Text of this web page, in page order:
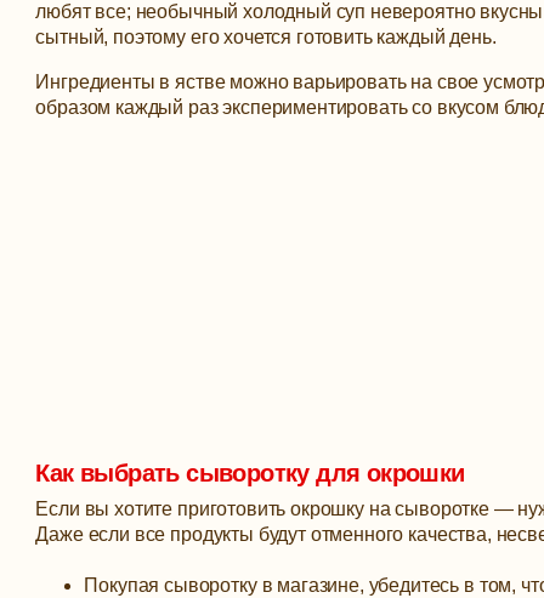
любят все; необычный холодный суп невероятно
сытный, поэтому его хочется готовить каждый день.
Ингредиенты в ястве можно варьировать на свое
образом каждый раз экспериментировать со вкусом
Как выбрать сыворотку для окрошки
Если вы хотите приготовить окрошку на сыворотке —
Даже если все продукты будут отменного качества,
Покупая сыворотку в магазине, убедитесь в том,